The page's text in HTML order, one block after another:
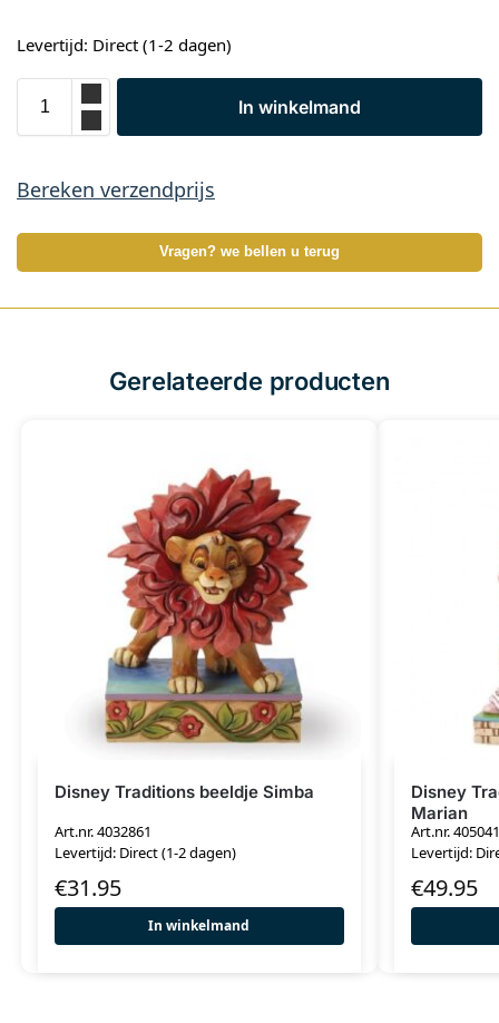
Levertijd: Direct (1-2 dagen)
In winkelmand
Bereken verzendprijs
Vragen? we bellen u terug
Gerelateerde producten
Disney Traditions beeldje Simba
Art.nr. 4032861
Levertijd: Direct (1-2 dagen)
€31.95
In winkelmand
Disney
Marian
Art.nr.
Levertijd:
€49.95